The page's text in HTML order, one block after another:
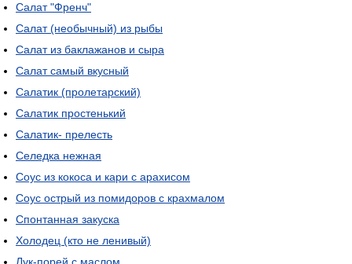
Салат "Френч"
Салат (необычный) из рыбы
Салат из баклажанов и сыра
Салат самый вкусный
Салатик (пролетарский)
Салатик простенький
Салатик- прелесть
Селедка нежная
Соус из кокоса и кари с арахисом
Соус острый из помидоров с крахмалом
Спонтанная закуска
Холодец (кто не ленивый)